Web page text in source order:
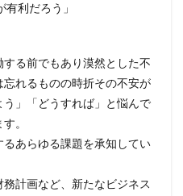
有利だろう」
る前でもあり漠然とした不
れるものの時折その不安が
」「どうすれば」と悩んで
。
あらゆる課題を承知してい
計画など、新たなビジネス